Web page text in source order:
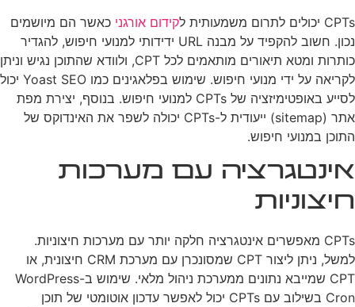
CPTs יכולים לתרום משמעותית ל קידום אורגני כאשר הם מיושמים
נכון. חשוב להקפיד על מבנה URL ידידותי למנועי חיפוש, להגדיר
כותרות ומטא תיאורים מותאמים לכל CPT, ולוודא שהתוכן נגיש וניתן
לקריאה על ידי מנועי חיפוש. שימוש בפלאגינים כמו Yoast SEO יכול
לסייע באופטימיזציה של CPTs למנועי חיפוש. בנוסף, יצירת מפת
אתר (sitemap) ייעודית ל-CPTs יכולה לשפר את האינדוקס של
התוכן במנועי חיפוש.
אינטגרציה עם מערכות
חיצוניות
CPTs מאפשרים אינטגרציה חלקה יותר עם מערכות חיצוניות.
למשל, ניתן ליצור CPT שמסונכרן עם מערכת CRM חיצונית, או
CPT שמייבא נתונים ממערכת ניהול מלאי. שימוש ב-WordPress
Cron בשילוב עם CPTs יכול לאפשר עדכון אוטומטי של תוכן